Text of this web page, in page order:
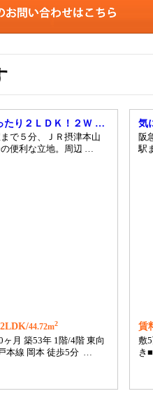
たり２ＬＤＫ！２Ｗ …
で５分、ＪＲ摂津本山
便利な立地。周辺 …
44.72m2
月 築53年 1階/4階 東向
本線 岡本 徒歩5分 …
気
阪
駅
賃
敷
き